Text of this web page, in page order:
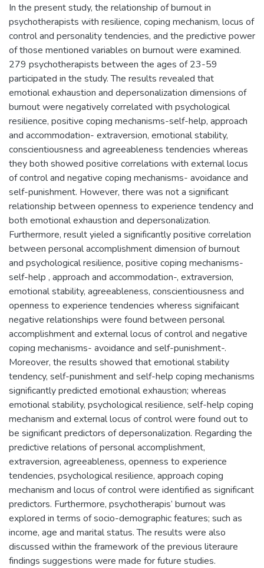
In the present study, the relationship of burnout in
psychotherapists with resilience, coping mechanism, locus of
control and personality tendencies, and the predictive power
of those mentioned variables on burnout were examined.
279 psychotherapists between the ages of 23-59
participated in the study. The results revealed that
emotional exhaustion and depersonalization dimensions of
burnout were negatively correlated with psychological
resilience, positive coping mechanisms-self-help, approach
and accommodation- extraversion, emotional stability,
conscientiousness and agreeableness tendencies whereas
they both showed positive correlations with external locus
of control and negative coping mechanisms- avoidance and
self-punishment. However, there was not a significant
relationship between openness to experience tendency and
both emotional exhaustion and depersonalization.
Furthermore, result yieled a significantly positive correlation
between personal accomplishment dimension of burnout
and psychological resilience, positive coping mechanisms-
self-help , approach and accommodation-, extraversion,
emotional stability, agreeableness, conscientiousness and
openness to experience tendencies wheress signifaicant
negative relationships were found between personal
accomplishment and external locus of control and negative
coping mechanisms- avoidance and self-punishment-.
Moreover, the results showed that emotional stability
tendency, self-punishment and self-help coping mechanisms
significantly predicted emotional exhaustion; whereas
emotional stability, psychological resilience, self-help coping
mechanism and external locus of control were found out to
be significant predictors of depersonalization. Regarding the
predictive relations of personal accomplishment,
extraversion, agreeableness, openness to experience
tendencies, psychological resilience, approach coping
mechanism and locus of control were identified as significant
predictors. Furthermore, psychotherapis’ burnout was
explored in terms of socio-demographic features; such as
income, age and marital status. The results were also
discussed within the framework of the previous literaure
findings suggestions were made for future studies.